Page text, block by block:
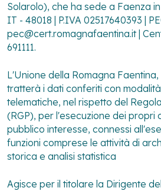
Solarolo), che ha sede a Faenza
IT - 48018 | P.IVA 02517640393 |
pec@cert.romagnafaentina.it |
691111.
L'Unione della Romagna
tratterà i dati conferiti con
telematiche, nel rispetto del
(RGP), per l'esecuzione dei propri
pubblico interesse, connessi
funzioni comprese le attività di
storica e analisi statistica
Agisce per il titolare la Dirigente